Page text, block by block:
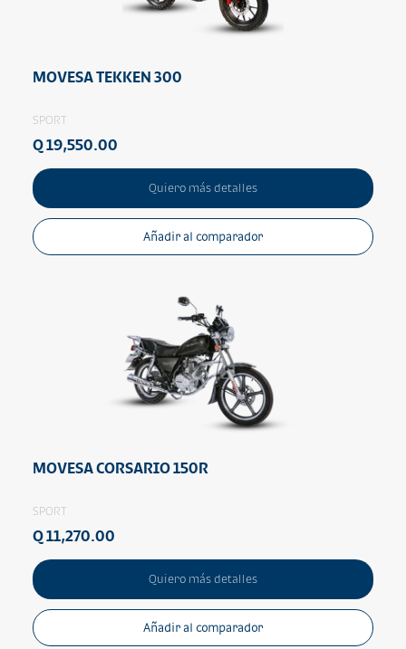
MOVESA TEKKEN 300
SPORT
Q 19,550.00
Quiero más detalles
Añadir al comparador
MOVESA CORSARIO 150R
SPORT
Q 11,270.00
Quiero más detalles
Añadir al comparador